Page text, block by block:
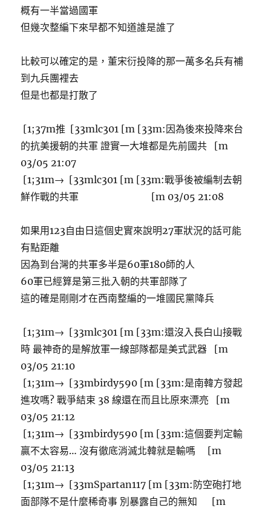
概有一半當過國軍
但幾次整編下來早都不知道誰是誰了
比較可以確定的是，董宋衍投降的那一萬多名兵有補
到九兵團裡去
但是也都是打散了
[1;37m推 [33mlc301 [m [33m:因為後來投降來台
的抗美援朝的共軍 證實一大堆都是先前國共 [m
03/05 21:07
[1;31m→ [33mlc301 [m [33m:戰爭後被編制去朝
鮮作戰的共軍 [m 03/05 21:08
如果用123自由日這個史實來說明27軍狀況的話可能
有點距離
因為到台灣的共軍多半是60軍180師的人
60軍已經算是第三批入朝的共軍部隊了
這的確是剛剛才在西南整編的一堆國民黨降兵
[1;31m→ [33mlc301 [m [33m:還沒入長白山接戰
時 最神奇的是解放軍一線部隊都是美式武器 [m
03/05 21:10
[1;31m→ [33mbirdy590 [m [33m:是南韓方發起
進攻嗎? 戰爭結束 38 線還在而且比原來漂亮 [m
03/05 21:12
[1;31m→ [33mbirdy590 [m [33m:這個要判定輸
贏不太容易… 沒有徹底消滅北韓就是輸嗎 [m
03/05 21:13
[1;31m→ [33mSpartan117 [m [33m:防空砲打地
面部隊不是什麼稀奇事 別暴露自己的無知 [m